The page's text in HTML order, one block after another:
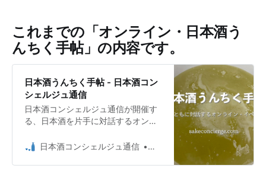
これまでの「オンライン・日本酒う
んちく手帖」の内容です。
日本酒うんちく手帖 - 日本酒コン
シェルジュ通信
日本酒コンシェルジュ通信が開催す
る、日本酒を片手に対話するオンラ
日本酒コンシェルジュ通信
日本酒コンシェルジュ Umio